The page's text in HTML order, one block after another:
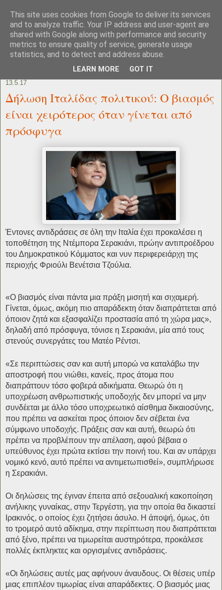
13.5.17
Δήλωση Ιταλίδας πολιτικού: Ο βιασμός
είναι χειρότερος όταν γίνεται από
πρόσφυγα
Έντονες αντιδράσεις σε όλη την Ιταλία έχει προκαλέσει η
τοποθέτηση της Ντέμπορα Σερακιάνι, πρώην αντιπροέδρου
του Δημοκρατικού Κόμματος και νυν περιφερειάρχη της
περιοχής Φριούλι Βενέτσια Τζούλια.
«Ο βιασμός είναι πάντα μια πράξη μισητή και σιχαμερή.
Γίνεται, όμως, ακόμη πιο απαράδεκτη όταν διαπράττεται από
όποιον ζητά και εξασφαλίζει προστασία από τη χώρα μας»,
δηλαδή από πρόσφυγα, τόνισε η Σερακιάνι, μία από τους
στενούς συνεργάτες του Ματέο Ρέντσι.
«Σε περιπτώσεις σαν και αυτή μπορώ να καταλάβω την
αποστροφή που νιώθει, κανείς, προς άτομα που
διαπράττουν τόσο φοβερά αδικήματα. Θεωρώ ότι η
υποχρέωση ανθρωπιστικής υποδοχής δεν μπορεί να μην
συνδέεται με άλλο τόσο υποχρεωτικό αίσθημα δικαιοσύνης,
που πρέπει να ασκείται προς όποιον δεν σέβεται ένα
σύμφωνο υποδοχής. Πράξεις σαν και αυτή, θεωρώ ότι
πρέπει να προβλέπουν την απέλαση, αφού βέβαια ο
υπεύθυνος έχει πρώτα εκτίσει την ποινή του. Και αν υπάρχει
νομικό κενό, αυτό πρέπει να αντιμετωπισθεί», συμπλήρωσε
η Σερακιάνι.
Οι δηλώσεις της έγιναν έπειτα από σεξουαλική κακοποίηση
ανήλικης γυναίκας, στην Τεργέστη, για την οποία θα δικαστεί
Ιρακινός, ο οποίος έχει ζητήσει άσυλο. Η άποψή, όμως, ότι
το τρομερό αυτό αδίκημα, στην περίπτωση που διαπράττεται
από ξένο, πρέπει να τιμωρείται αυστηρότερα, προκάλεσε
πολλές έκπληκτες και οργισμένες αντιδράσεις.
«Οι δηλώσεις αυτές μας αφήνουν άναυδους. Οι θέσεις υπέρ
μιας επιπλέον τιμωρίας είναι απαράδεκτες. Ο βιασμός μιας
This site uses cookies from Google to deliver its services
and to analyze traffic. Your IP address and user-agent are
shared with Google along with performance and security
metrics to ensure quality of service, generate usage
statistics, and to detect and address abuse.
LEARN MORE GOT IT